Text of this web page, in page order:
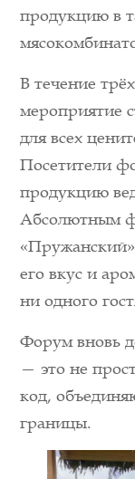
продукцию в
В течение
мероприятие
для всех
Посетители
продукцию
Абсолютным
его вкус и
ни одного
Форум вновь
— это не
код,
границы.